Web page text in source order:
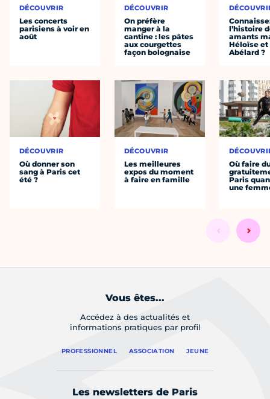
DÉCOUVRIR
Les concerts
parisiens à voir en
août
DÉCOUVRIR
Où donner son
sang à Paris cet
été ?
DÉCOUVRIR
On préfère
manger à la
cantine : les pâtes
aux courgettes
façon bolognaise
DÉCOUVRIR
Les meilleures
expos du moment
à faire en famille
l’histoire
amants
Héloïse et
Abélard ?
Où faire
Paris
une
Vous êtes...
Accédez à des actualités et
informations pratiques par profil
PROFESSIONNEL ASSOCIATION JEUNE
Les newsletters de Paris